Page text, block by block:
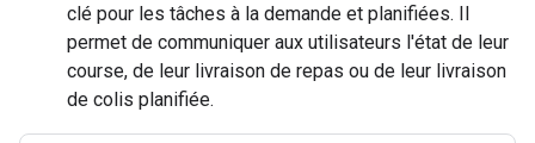
clé pour les tâches à la demande et planifiées. Il
permet de communiquer aux utilisateurs l'état de leur
course, de leur livraison de repas ou de leur livraison
de colis planifiée.